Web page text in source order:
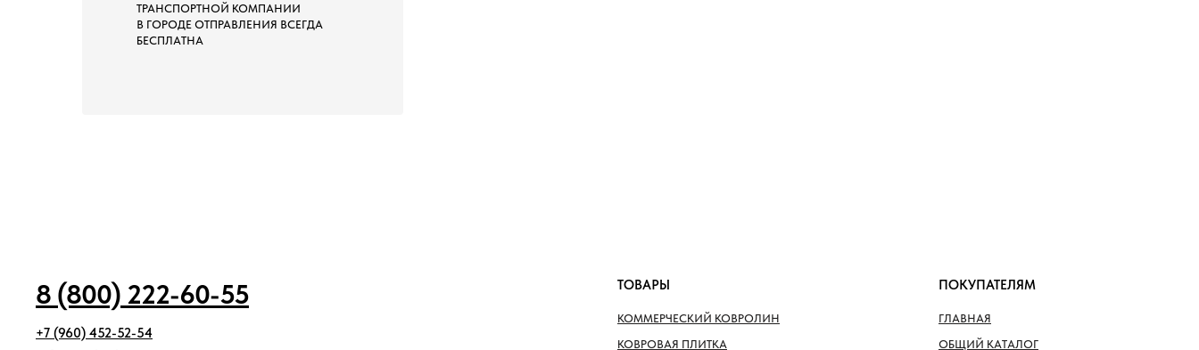
ТРАНСПОРТНОЙ КОМПАНИИ
В ГОРОДЕ ОТПРАВЛЕНИЯ ВСЕГДА
БЕСПЛАТНА
8 (800) 222-60-55
КОММЕРЧЕСКИЙ КОВРОЛИН
КОВРОВАЯ ПЛИТКА
ТОВАРЫ
ОБЩИЙ КАТАЛОГ
ПОКУПАТЕЛЯМ
+7 (960) 452-52-54
ГЛАВНАЯ